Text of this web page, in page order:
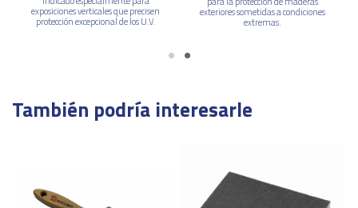
exposiciones verticales que precisen
protección excepcional de los U.V.
exteriores sometidas a condiciones
extremas.
También podría interesarle